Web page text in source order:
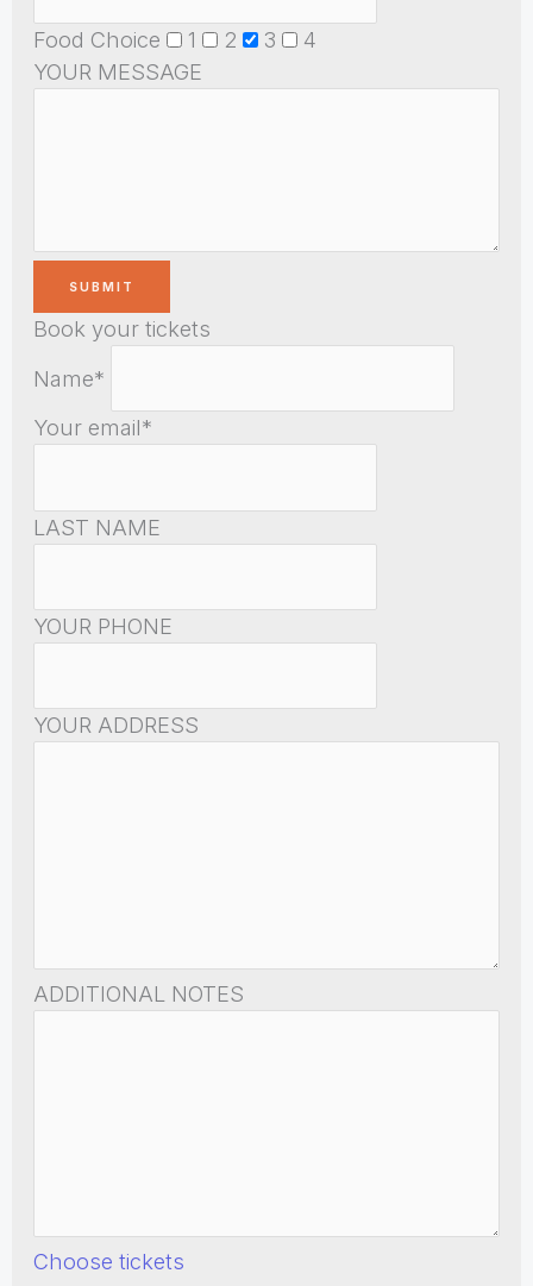
Food Choice 1 2 3
4
YOUR MESSAGE
Book your tickets
Name*
Your email*
LAST NAME
YOUR PHONE
YOUR ADDRESS
ADDITIONAL NOTES
Choose tickets